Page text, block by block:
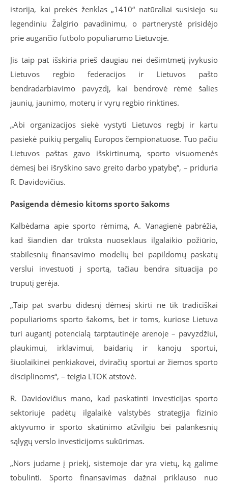
istorija, kai prekės ženklas „1410“ natūraliai susisiejo su
legendiniu Žalgirio pavadinimu, o partnerystė prisidėjo
prie augančio futbolo populiarumo Lietuvoje.
Jis taip pat išskiria prieš daugiau nei dešimtmetį įvykusio
Lietuvos regbio federacijos ir Lietuvos pašto
bendradarbiavimo pavyzdį, kai bendrovė rėmė šalies
jaunių, jaunimo, moterų ir vyrų regbio rinktines.
„Abi organizacijos siekė vystyti Lietuvos regbį ir kartu
pasiekė puikių pergalių Europos čempionatuose. Tuo pačiu
Lietuvos paštas gavo išskirtinumą, sporto visuomenės
dėmesį bei išryškino savo greito darbo ypatybę“, – priduria
R. Davidovičius.
Pasigenda dėmesio kitoms sporto šakoms
Kalbėdama apie sporto rėmimą, A. Vanagienė pabrėžia,
kad šiandien dar trūksta nuoseklaus ilgalaikio požiūrio,
stabilesnių finansavimo modelių bei papildomų paskatų
verslui investuoti į sportą, tačiau bendra situacija po
truputį gerėja.
„Taip pat svarbu didesnį dėmesį skirti ne tik tradiciškai
populiarioms sporto šakoms, bet ir toms, kuriose Lietuva
turi augantį potencialą tarptautinėje arenoje – pavyzdžiui,
plaukimui, irklavimui, baidarių ir kanojų sportui,
šiuolaikinei penkiakovei, dviračių sportui ar žiemos sporto
disciplinoms“, – teigia LTOK atstovė.
R. Davidovičius mano, kad paskatinti investicijas sporto
sektoriuje padėtų ilgalaikė valstybės strategija fizinio
aktyvumo ir sporto skatinimo atžvilgiu bei palankesnių
sąlygų verslo investicijoms sukūrimas.
„Nors judame į priekį, sistemoje dar yra vietų, ką galime
tobulinti. Sporto finansavimas dažnai priklauso nuo